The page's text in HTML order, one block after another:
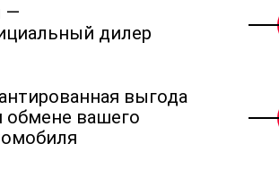
—
дилер
выгода
обмене вашего